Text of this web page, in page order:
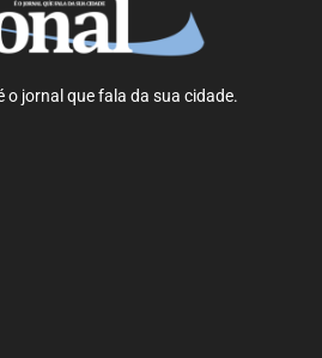
o jornal que fala da sua cidade.